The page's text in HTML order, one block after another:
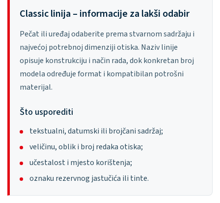
Classic linija – informacije za lakši odabir
Pečat ili uređaj odaberite prema stvarnom sadržaju i
najvećoj potrebnoj dimenziji otiska. Naziv linije
opisuje konstrukciju i način rada, dok konkretan broj
modela određuje format i kompatibilan potrošni
materijal.
Što usporediti
tekstualni, datumski ili brojčani sadržaj;
veličinu, oblik i broj redaka otiska;
učestalost i mjesto korištenja;
oznaku rezervnog jastučića ili tinte.